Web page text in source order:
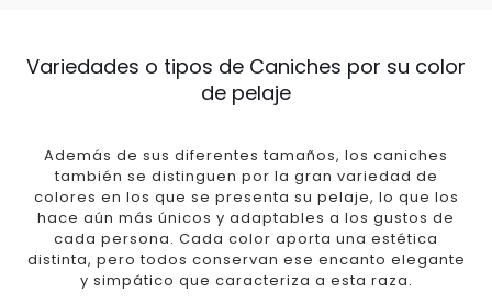
Variedades o tipos de Caniches por su color
de pelaje
Además de sus diferentes tamaños, los caniches
también se distinguen por la gran variedad de
colores en los que se presenta su pelaje, lo que los
hace aún más únicos y adaptables a los gustos de
cada persona. Cada color aporta una estética
distinta, pero todos conservan ese encanto elegante
y simpático que caracteriza a esta raza.